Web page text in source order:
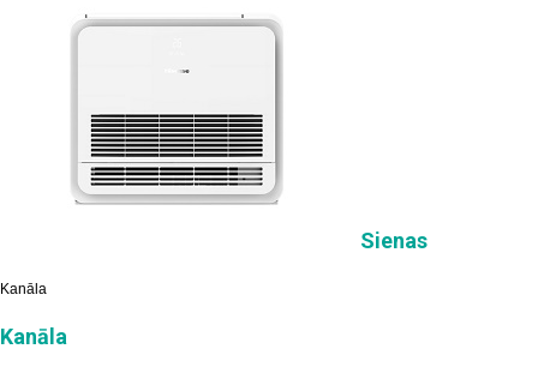
Sienas
Kanāla
Kanāla